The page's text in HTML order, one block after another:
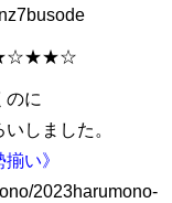
のに
しました。
い》
2023harumono-